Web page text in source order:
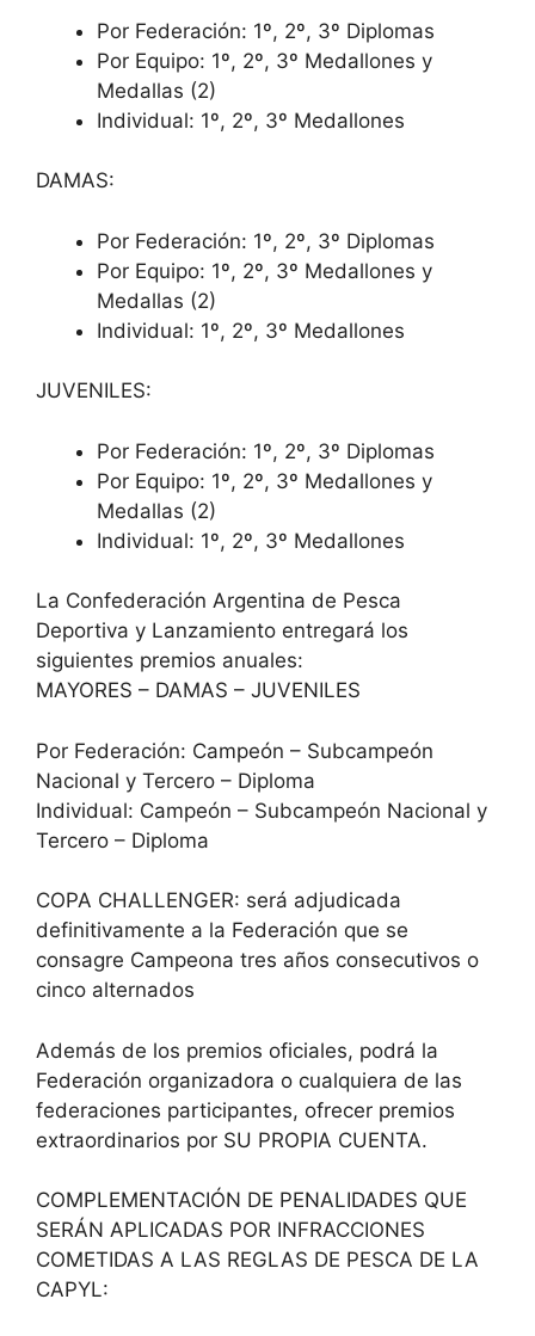
Por Federación: 1º, 2º, 3º Diplomas
Por Equipo: 1º, 2º, 3º Medallones y
Medallas (2)
Individual: 1º, 2º, 3º Medallones
DAMAS:
Por Federación: 1º, 2º, 3º Diplomas
Por Equipo: 1º, 2º, 3º Medallones y
Medallas (2)
Individual: 1º, 2º, 3º Medallones
JUVENILES:
Por Federación: 1º, 2º, 3º Diplomas
Por Equipo: 1º, 2º, 3º Medallones y
Medallas (2)
Individual: 1º, 2º, 3º Medallones
La Confederación Argentina de Pesca
Deportiva y Lanzamiento entregará los
siguientes premios anuales:
MAYORES – DAMAS – JUVENILES
Por Federación: Campeón – Subcampeón
Nacional y Tercero – Diploma
Individual: Campeón – Subcampeón Nacional y
Tercero – Diploma
COPA CHALLENGER: será adjudicada
definitivamente a la Federación que se
consagre Campeona tres años consecutivos o
cinco alternados
Además de los premios oficiales, podrá la
Federación organizadora o cualquiera de las
federaciones participantes, ofrecer premios
extraordinarios por SU PROPIA CUENTA.
COMPLEMENTACIÓN DE PENALIDADES QUE
SERÁN APLICADAS POR INFRACCIONES
COMETIDAS A LAS REGLAS DE PESCA DE LA
CAPYL: